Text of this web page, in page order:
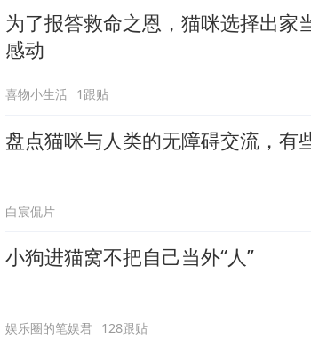
老挝国会主席赛宋蓬逝
为了报答救命之恩，猫咪选择出家
感动
喜物小生活 1跟贴
盘点猫咪与人类的无障碍交流，有
白宸侃片
小狗进猫窝不把自己当外“人”
娱乐圈的笔娱君 128跟贴